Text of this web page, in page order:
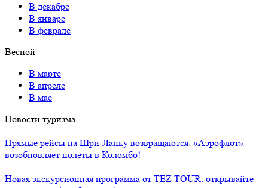
В декабре
В январе
В феврале
Весной
В марте
В апреле
В мае
Новости туризма
Прямые рейсы на Шри-Ланку возвращаются: «Аэрофлот»
возобновляет полеты в Коломбо!
Новая экскурсионная программа от TEZ TOUR: открывайте